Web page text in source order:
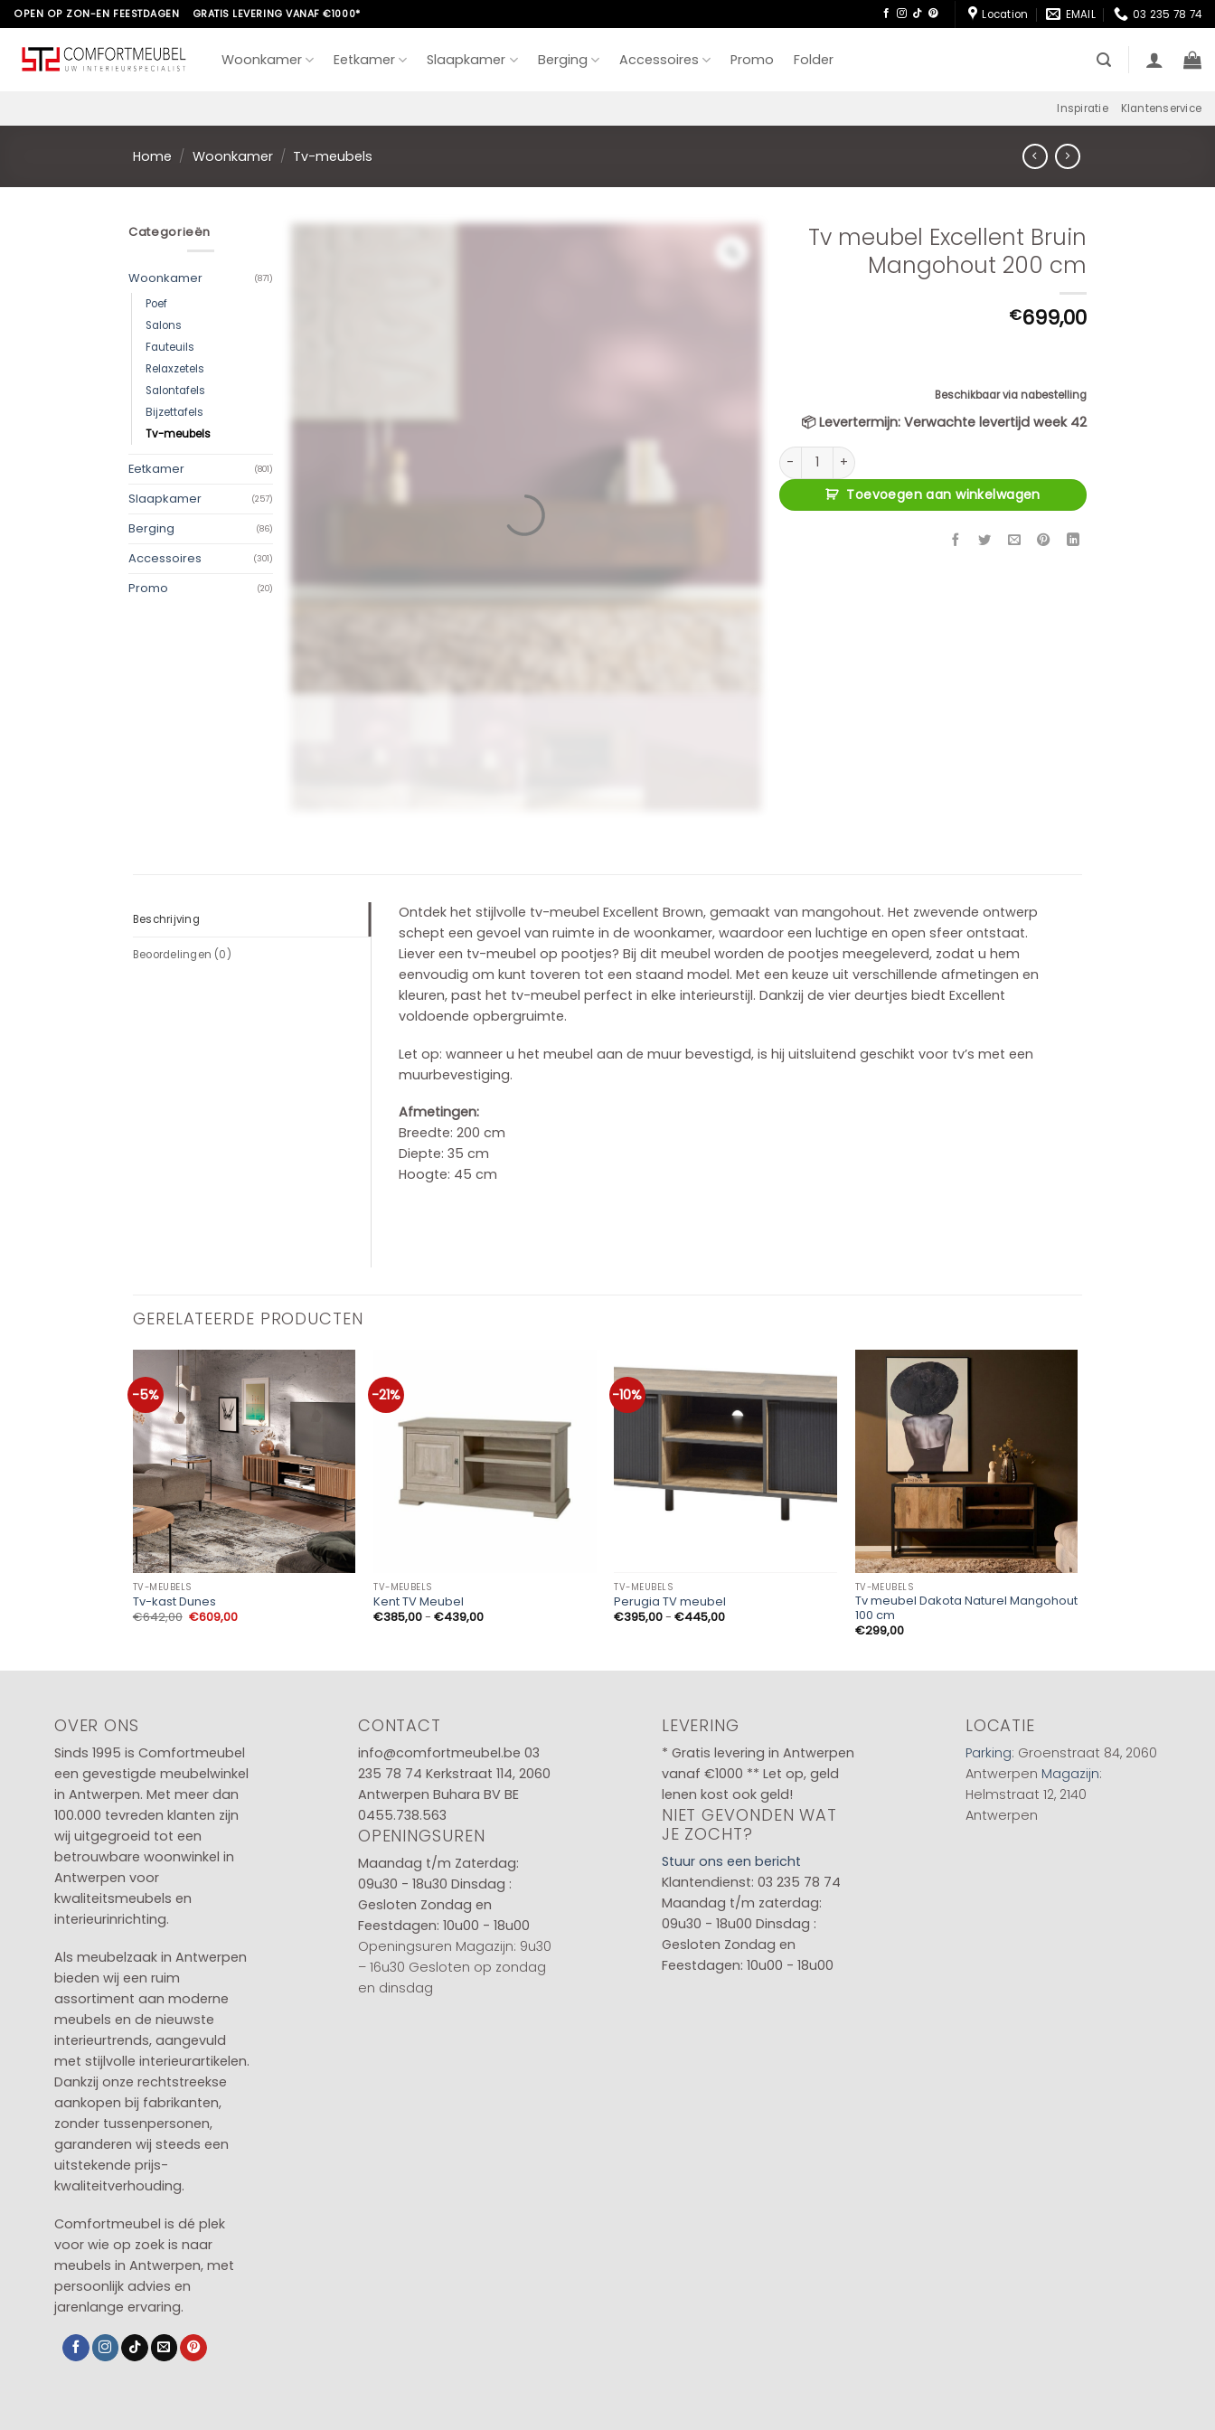
Skip
to
content
OPEN OP ZON-EN FEESTDAGEN GRATIS LEVERING VANAF €1000* Location EMAIL 03 235 78 74
Woonkamer Eetkamer Slaapkamer Berging Accessoires Promo Folder
Inspiratie Klantenservice
Home / Woonkamer / Tv-meubels
Categorieën
Woonkamer (871)
Poef
Salons
Fauteuils
Relaxzetels
Salontafels
Bijzettafels
Tv-meubels
Eetkamer (801)
Slaapkamer (257)
Berging (86)
Accessoires (301)
Promo (20)
Tv meubel Excellent Bruin
Mangohout 200 cm
€699,00
Beschikbaar via nabestelling
📦Levertermijn: Verwachte levertijd week 42
Tv meubel Excellent Bruin Mangohout 200 cm aantal
Toevoegen aan winkelwagen
Beschrijving
Beoordelingen (0)
Ontdek het stijlvolle tv-meubel Excellent Brown, gemaakt van mangohout. Het zwevende ontwerp
schept een gevoel van ruimte in de woonkamer, waardoor een luchtige en open sfeer ontstaat.
Liever een tv-meubel op pootjes? Bij dit meubel worden de pootjes meegeleverd, zodat u hem
eenvoudig om kunt toveren tot een staand model. Met een keuze uit verschillende afmetingen en
kleuren, past het tv-meubel perfect in elke interieurstijl. Dankzij de vier deurtjes biedt Excellent
voldoende opbergruimte.
Let op: wanneer u het meubel aan de muur bevestigd, is hij uitsluitend geschikt voor tv’s met een
muurbevestiging.
Afmetingen:
Breedte: 200 cm
Diepte: 35 cm
Hoogte: 45 cm
GERELATEERDE PRODUCTEN
-5%
TV-MEUBELS
Tv-kast Dunes
€642,00 Oorspronkelijke
prijs
€609,00Huidige
prijs
-21%
TV-MEUBELS
Kent TV Meubel
€385,00- €439,00Prijsklasse:
-10%
TV-MEUBELS
Perugia TV meubel
€395,00- €445,00Prijsklasse:
TV-MEUBELS
Tv meubel Dakota Naturel Mangohout
100 cm
€299,00
OVER ONS
Sinds 1995 is Comfortmeubel
een gevestigde meubelwinkel
in Antwerpen. Met meer dan
100.000 tevreden klanten zijn
wij uitgegroeid tot een
betrouwbare woonwinkel in
Antwerpen voor
kwaliteitsmeubels en
interieurinrichting.
Als meubelzaak in Antwerpen
bieden wij een ruim
assortiment aan moderne
meubels en de nieuwste
interieurtrends, aangevuld
met stijlvolle interieurartikelen.
Dankzij onze rechtstreekse
aankopen bij fabrikanten,
zonder tussenpersonen,
garanderen wij steeds een
uitstekende prijs-
kwaliteitverhouding.
Comfortmeubel is dé plek
voor wie op zoek is naar
meubels in Antwerpen, met
persoonlijk advies en
jarenlange ervaring.
CONTACT
info@comfortmeubel.be 03
235 78 74 Kerkstraat 114, 2060
Antwerpen Buhara BV BE
0455.738.563
OPENINGSUREN
Maandag t/m Zaterdag:
09u30 - 18u30 Dinsdag :
Gesloten Zondag en
Feestdagen: 10u00 - 18u00
Openingsuren Magazijn: 9u30
– 16u30 Gesloten op zondag
en dinsdag
LEVERING
* Gratis levering in Antwerpen
vanaf €1000 ** Let op, geld
lenen kost ook geld!
NIET GEVONDEN WAT
JE ZOCHT?
Stuur ons een bericht
Klantendienst: 03 235 78 74
Maandag t/m zaterdag:
09u30 - 18u00 Dinsdag :
Gesloten Zondag en
Feestdagen: 10u00 - 18u00
LOCATIE
Parking: Groenstraat 84, 2060
Antwerpen Magazijn:
Helmstraat 12, 2140
Antwerpen